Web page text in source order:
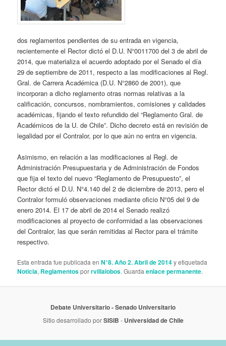
dos reglamentos pendientes de su entrada en vigencia,
recientemente el Rector dictó el D.U. N°0011700 del 3 de abril de
2014, que materializa el acuerdo adoptado por el Senado el día
29 de septiembre de 2011, respecto a las modificaciones al Regl.
Gral. de Carrera Académica (D.U. N°2860 de 2001), que
incorporan a dicho reglamento otras normas relativas a la
calificación, concursos, nombramientos, comisiones y calidades
académicas, fijando el texto refundido del “Reglamento Gral. de
Académicos de la U. de Chile”. Dicho decreto está en revisión de
legalidad por el Contralor, por lo que aún no entra en vigencia.
Asimismo, en relación a las modificaciones al Regl. de
Administración Presupuestaria y de Administración de Fondos
que fija el texto del nuevo “Reglamento de Presupuesto”, el
Rector dictó el D.U. N°4.140 del 2 de diciembre de 2013, pero el
Contralor formuló observaciones mediante oficio N°05 del 9 de
enero 2014. El 17 de abril de 2014 el Senado realizó
modificaciones al proyecto de conformidad a las observaciones
del Contralor, las que serán remitidas al Rector para el trámite
respectivo.
Esta entrada fue publicada enN°8. Año 2. Abril de 2014y etiquetada
Noticia, Reglamentosporrvillalobos. Guardaenlace permanente.
Debate Universitario- Senado Universitario
Sitio desarrollado porSISIB - Universidad de Chile